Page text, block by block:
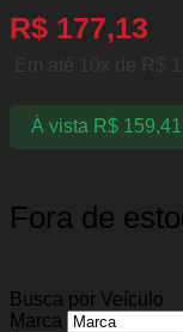
R$ 177,13
Em até 10x de R$
À vista R$159,41
Fora de
Busca por Veículo
Marca